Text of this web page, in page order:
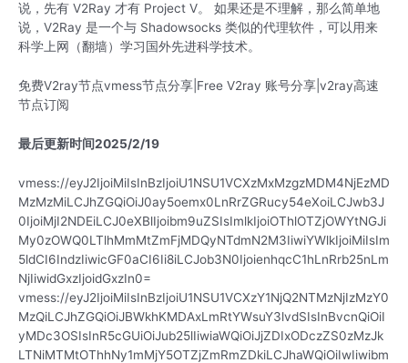
说，先有 V2Ray 才有 Project V。 如果还是不理解，那么简单地
说，V2Ray 是一个与 Shadowsocks 类似的代理软件，可以用来
科学上网（翻墙）学习国外先进科学技术。
免费V2ray节点vmess节点分享|Free V2ray 账号分享|v2ray高速
节点订阅
最后更新时间2025/2/19
vmess://eyJ2IjoiMiIsInBzIjoiU1NSU1VCXzMxMzgzMDM4NjEzMD
MzMzMiLCJhZGQiOiJ0ay5oemx0LnRrZGRucy54eXoiLCJwb3J
0IjoiMjI2NDEiLCJ0eXBlIjoibm9uZSIsImlkIjoiOThlOTZjOWYtNGJi
My0zOWQ0LTlhMmMtZmFjMDQyNTdmN2M3IiwiYWlkIjoiMiIsIm
5ldCI6IndzIiwicGF0aCI6Ii8iLCJob3N0IjoienhqcC1hLnRrb25nLm
NjIiwidGxzIjoidGxzIn0=
vmess://eyJ2IjoiMiIsInBzIjoiU1NSU1VCXzY1NjQ2NTMzNjIzMzY0
MzQiLCJhZGQiOiJBWkhKMDAxLmRtYWsuY3lvdSIsInBvcnQiOiI
yMDc3OSIsInR5cGUiOiJub25lIiwiaWQiOiJjZDIxODczZS0zMzJk
LTNiMTMtOThhNy1mMjY5OTZjZmRmZDkiLCJhaWQiOiIwIiwibm